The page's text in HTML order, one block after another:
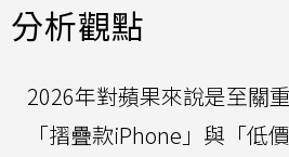
分析觀點
2026年對蘋果來說是至關
「摺疊款iPhone」與「低